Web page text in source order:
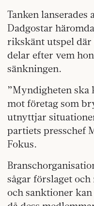
Tanken lanserades
Dadgostar
rikskänt utspel där
delar efter vem
sänkningen.
”Myndigheten
mot företag som
utnyttjar
partiets presschef
Fokus.
sågar förslaget
och sanktioner